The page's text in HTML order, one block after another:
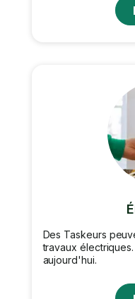
Des Taskeurs
travaux
aujourd'hui.